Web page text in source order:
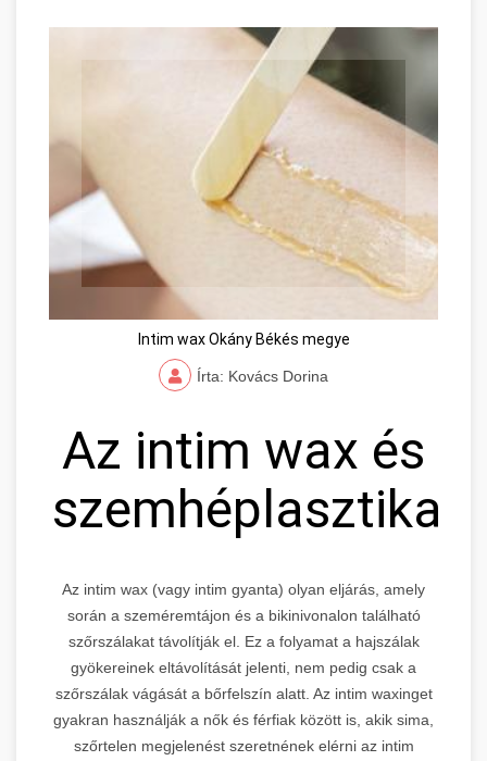
Intim wax Okány Békés megye
Írta: Kovács Dorina
Az intim wax és
szemhéplasztika
Az intim wax (vagy intim gyanta) olyan eljárás, amely
során a szeméremtájon és a bikinivonalon található
szőrszálakat távolítják el. Ez a folyamat a hajszálak
gyökereinek eltávolítását jelenti, nem pedig csak a
szőrszálak vágását a bőrfelszín alatt. Az intim waxinget
gyakran használják a nők és férfiak között is, akik sima,
szőrtelen megjelenést szeretnének elérni az intim